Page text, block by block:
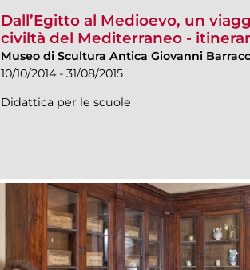
Dall’Egitto al Medioevo, un
civiltà del Mediterraneo -
Museo di Scultura Antica Giovanni
10/10/2014 - 31/08/2015
Didattica per le scuole